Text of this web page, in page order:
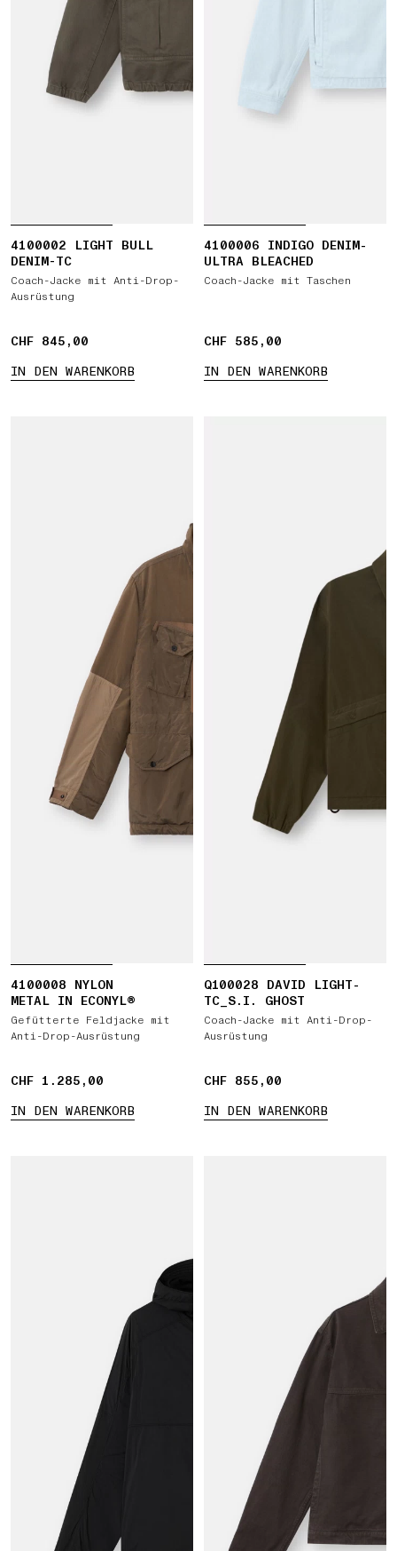
4100002 LIGHT BULL
DENIM-TC
Coach-Jacke mit Anti-Drop-
Ausrüstung
CHF 845,00
CHF 845,00
IN DEN WARENKORB
4100006 INDIGO DENIM-
ULTRA BLEACHED
Coach-Jacke mit Taschen
CHF 585,00
CHF 585,00
IN DEN WARENKORB
4100008 NYLON
METAL IN ECONYL®
Gefütterte Feldjacke mit
Anti-Drop-Ausrüstung
CHF 1.285,00
CHF 1.285,00
IN DEN WARENKORB
Q100028 DAVID LIGHT-
TC_S.I. GHOST
Coach-Jacke mit Anti-Drop-
Ausrüstung
CHF 855,00
CHF 855,00
IN DEN WARENKORB